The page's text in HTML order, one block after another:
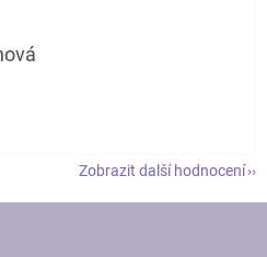
je 5 z 5 hvězdiček.
Zobrazit další hodnocení